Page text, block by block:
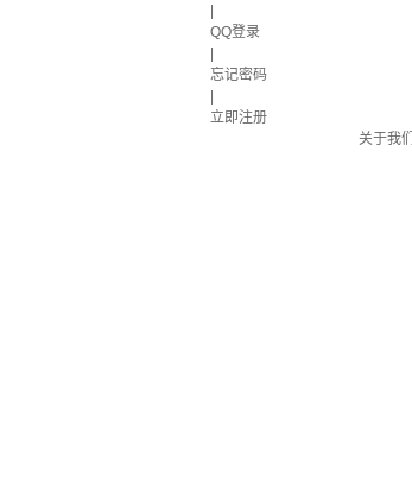
QQ登录
忘记密码
立即注册
关于我们